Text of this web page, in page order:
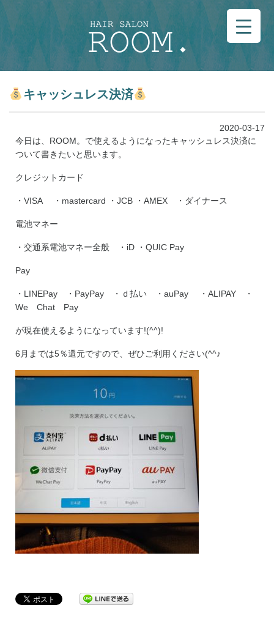
キャッシュレス決済
2020-03-17
今日は、ROOM。で使えるようになったキャッシュレス決済に
ついて書きたいと思います。
クレジットカード
・VISA ・mastercard ・JCB ・AMEX ・ダイナース
電池マネー
・交通系電池マネー全般 ・iD ・QUIC Pay
Pay
・LINEPay ・PayPay ・ｄ払い ・auPay ・ALIPAY ・
We Chat Pay
が現在使えるようになっています!(^^)!
6月までは5％還元ですので、ぜひご利用ください(^^♪